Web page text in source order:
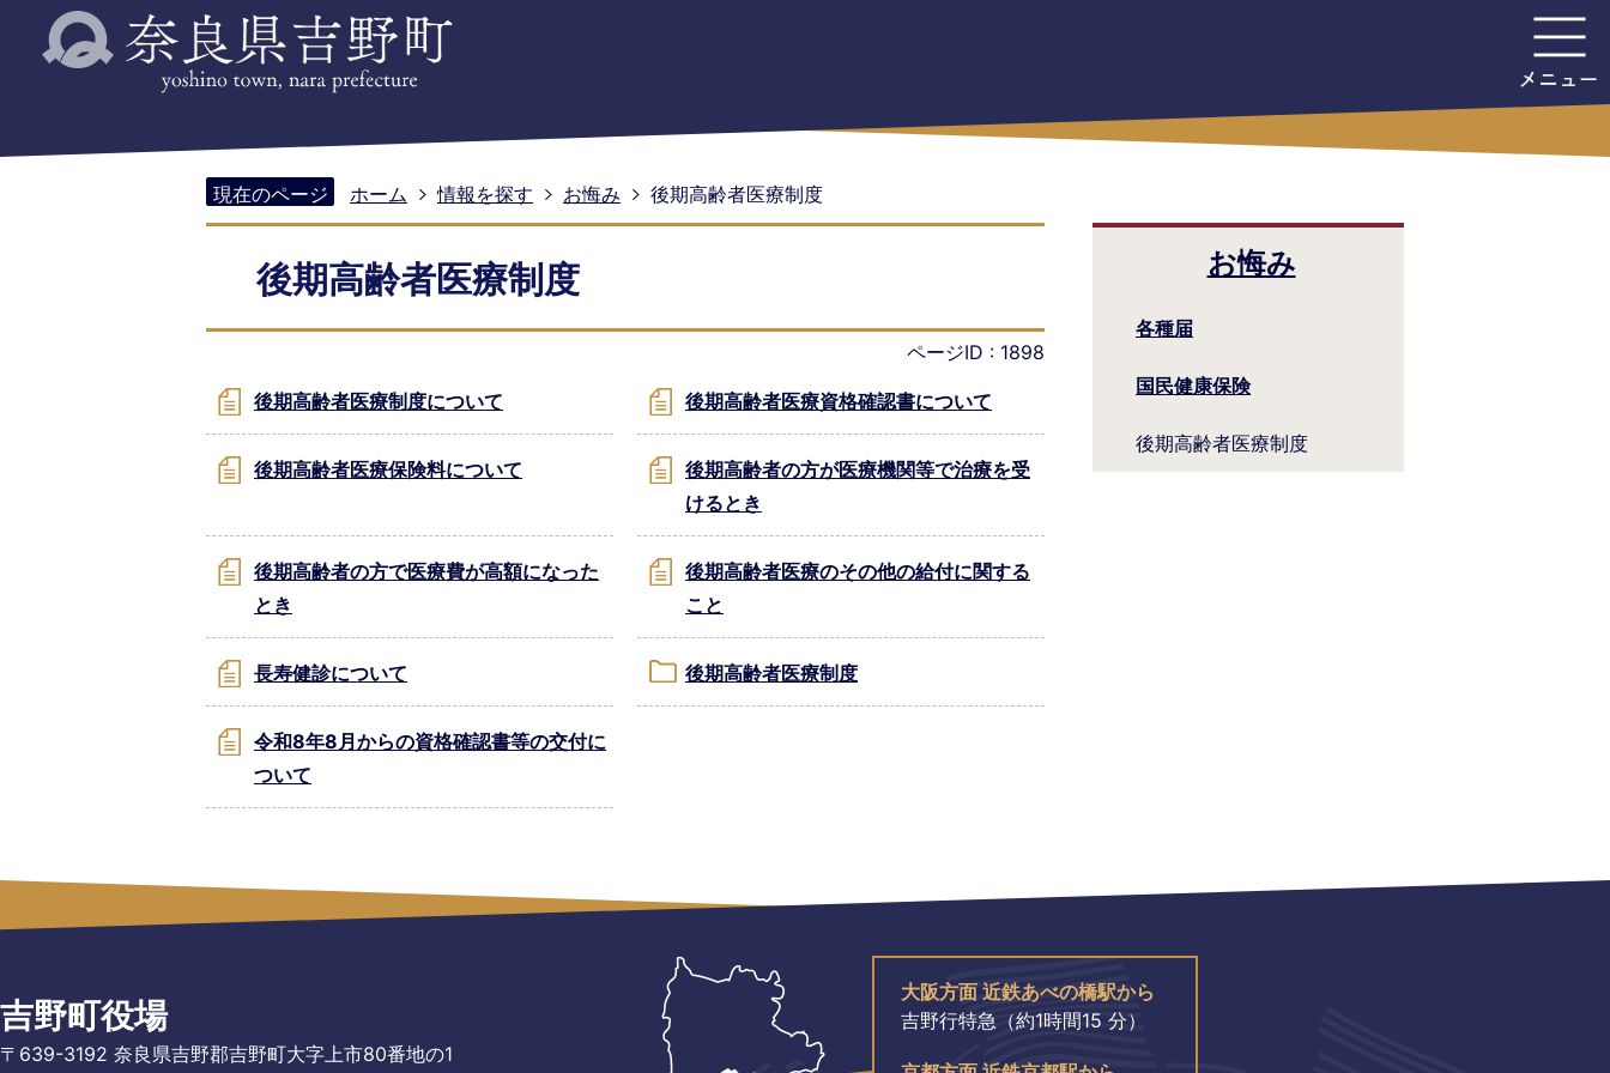
現在のページ ホーム 情報を探す お悔み 後期高齢者医療制度
後期高齢者医療制度
ページID : 1898
後期高齢者医療制度について 後期高齢者医療資格確認書について
後期高齢者医療保険料について
後期高齢者の方が医療機関等で治療を受
けるとき
後期高齢者の方で医療費が高額になった
とき
後期高齢者医療のその他の給付に関する
こと
長寿健診について 後期高齢者医療制度
令和8年8月からの資格確認書等の交付に
ついて
お悔み
各種届
国民健康保険
後期高齢者医療制度
吉野町役場
〒639-3192 奈良県吉野郡吉野町大字上市80番地の1
大阪方面 近鉄あべの橋駅から
吉野行特急（約1時間15 分）